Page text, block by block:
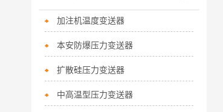
加注机温度变送器
本安防爆压力变送器
扩散硅压力变送器
中高温型压力变送器